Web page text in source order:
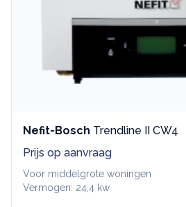
Nefit-Bosch Trendline II CW4
Prijs op aanvraag
Voor middelgrote woningen
Vermogen: 24,4 kw